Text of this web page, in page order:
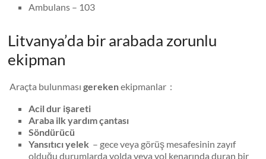
Ambulans – 103
Litvanya’da bir arabada zorunlu
ekipman
Araçta bulunmasıgerekenekipmanlar :
Acil dur işareti
Araba ilk yardım çantası
Söndürücü
Yansıtıcı yelek – gece veya görüş mesafesinin zayıf
olduğu durumlarda yolda veya yol kenarında duran bir